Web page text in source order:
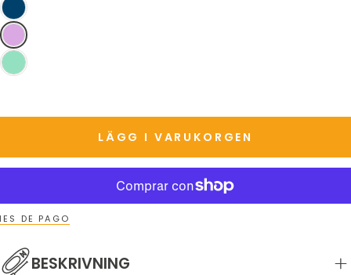
LÄGG I VARUKORGEN
DE PAGO
BESKRIVNING